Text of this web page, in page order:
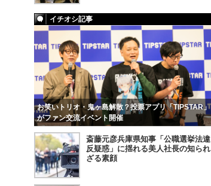
イチオシ記事
お笑いトリオ・鬼ヶ島解散？投票アプリ「TIPSTAR」
がファン交流イベント開催
斎藤元彦兵庫県知事「公職選挙法違
反疑惑」に揺れる美人社長の知られ
ざる素顔